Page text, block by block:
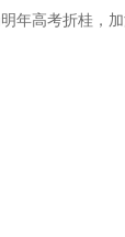
年高考折桂，